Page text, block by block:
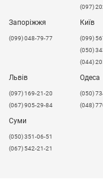
(097)
Запоріжжя
(099) 048-79-77
Київ
(099)
(050)
(044)
Львів
​(097) 169-21-20
(067) 905-29-84
Одеса
(050)
(048)
Суми
(050) 351-06-51
(067) 542-21-21